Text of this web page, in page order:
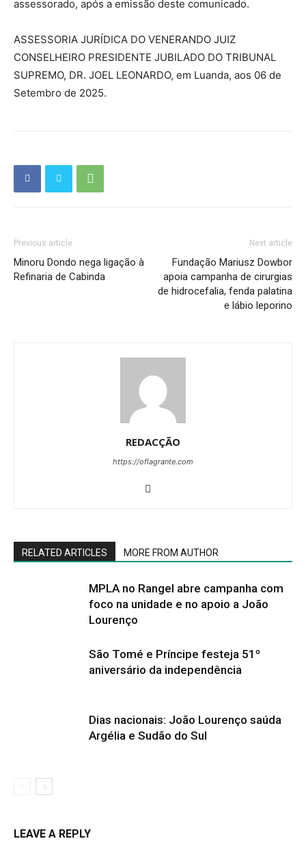
assessorado, após a emissão deste comunicado.
ASSESSORIA JURÍDICA DO VENERANDO JUIZ
CONSELHEIRO PRESIDENTE JUBILADO DO TRIBUNAL
SUPREMO, DR. JOEL LEONARDO, em Luanda, aos 06 de
Setembro de 2025.
Previous article
Minoru Dondo nega ligação à
Refinaria de Cabinda
Next article
Fundação Mariusz Dowbor
apoia campanha de cirurgias
de hidrocefalia, fenda palatina
e lábio leporino
REDACÇÃO
https://oflagrante.com
RELATED ARTICLES MORE FROM AUTHOR
MPLA no Rangel abre campanha com
foco na unidade e no apoio a João
Lourenço
São Tomé e Príncipe festeja 51º
aniversário da independência
Dias nacionais: João Lourenço saúda
Argélia e Sudão do Sul
LEAVE A REPLY